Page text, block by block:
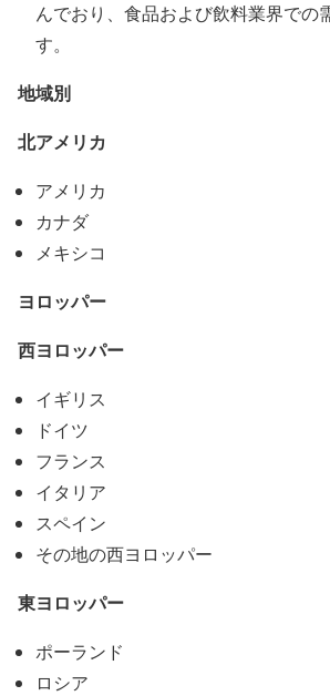
んでおり、食品および飲料業界での
す。
地域別
北アメリカ
アメリカ
カナダ
メキシコ
ヨロッパー
西ヨロッパー
イギリス
ドイツ
フランス
イタリア
スペイン
その地の西ヨロッパー
東ヨロッパー
ポーランド
ロシア